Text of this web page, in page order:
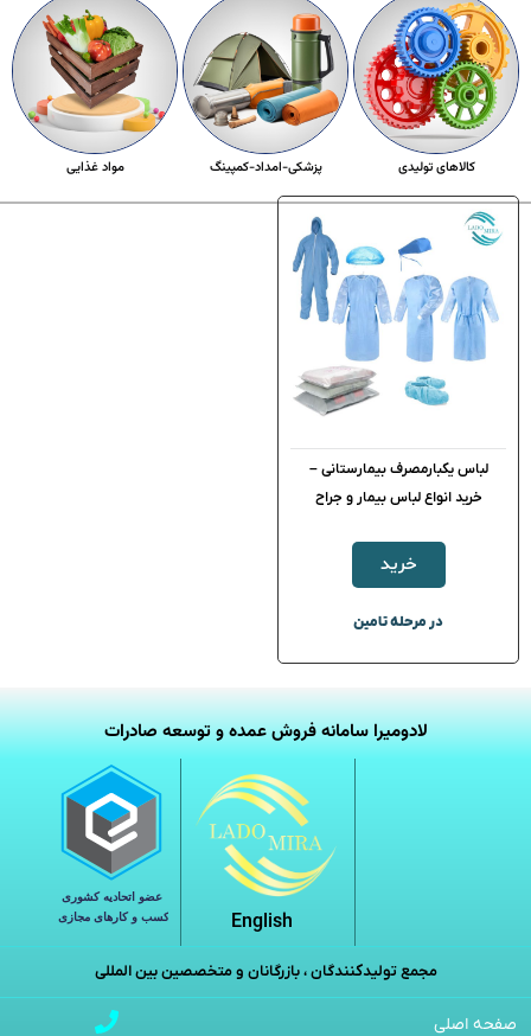
کالاهای تولیدی پزشکی-امداد-کمپینگ مواد غذایی
لباس یکبارمصرف بیمارستانی –
خرید انواع لباس بیمار و جراح
خرید
در مرحله تامین
لادومیرا سامانه فروش عمده و توسعه صادرات
English
مجمع تولیدکنندگان ، بازرگانان و متخصصین بین المللی
صفحه اصلی